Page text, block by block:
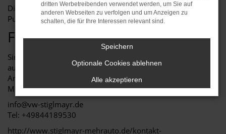
Diese Website wurde zuletzt am 25.06.2025 in wesentlichen
Punkten inhaltlich überarbeitet.
Feedback und Kontaktangaben
Sind Ihnen Mängel beim barrierefreien Zugang zu Inhalten
auf unserer Website aufgefallen oder haben Sie
Anmerkungen sowie Fragen zum barrierefreien Zugang?
Melden Sie sich gerne bei uns unter:
info@vw-stiglmayr.de
Tel: +49844189530
http://www.stiglmayr-mehrauto.de/kontakt-
dritten Werbetreibenden verwendet werden, um Sie auf
anderen Webseiten zu verfolgen und um Anzeigen zu
schalten, die für Ihre Interessen relevant sind.
Speichern
Optionale Cookies ablehnen
Alle akzeptieren